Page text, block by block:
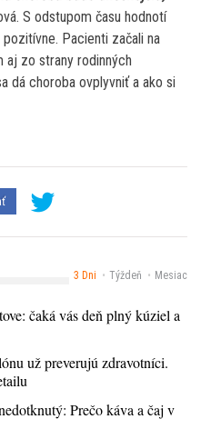
S odstupom času hodnotí
Pacienti začali na
aj zo strany rodinných
dá choroba ovplyvniť a ako si
3 Dni Týždeň Mesiac
čaká vás deň plný kúziel a
už preverujú zdravotníci.
Prečo káva a čaj v